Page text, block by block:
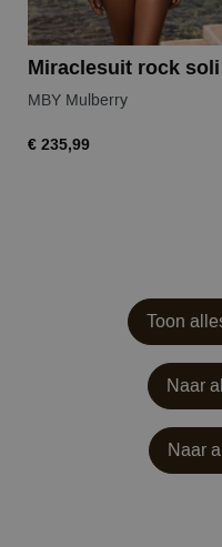
MBY Mulberry
€ 235,99
Toon
Naar
Naar